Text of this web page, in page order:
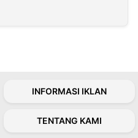
INFORMASI IKLAN
TENTANG KAMI